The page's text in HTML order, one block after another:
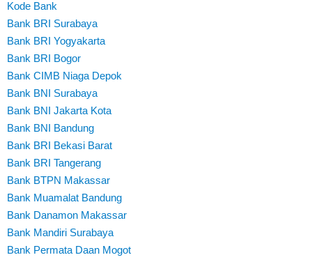
Kode Bank
Bank BRI Surabaya
Bank BRI Yogyakarta
Bank BRI Bogor
Bank CIMB Niaga Depok
Bank BNI Surabaya
Bank BNI Jakarta Kota
Bank BNI Bandung
Bank BRI Bekasi Barat
Bank BRI Tangerang
Bank BTPN Makassar
Bank Muamalat Bandung
Bank Danamon Makassar
Bank Mandiri Surabaya
Bank Permata Daan Mogot